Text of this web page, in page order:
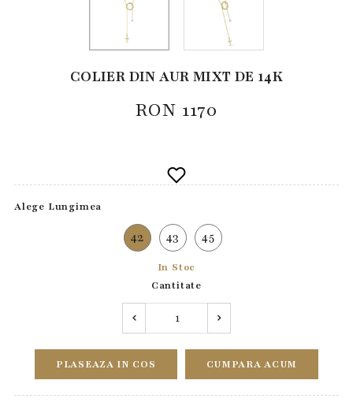
COLIER DIN AUR MIXT DE 14K
RON 1170
Alege Lungimea
42 43 45
In Stoc
Cantitate
PLASEAZA IN COS CUMPARA ACUM